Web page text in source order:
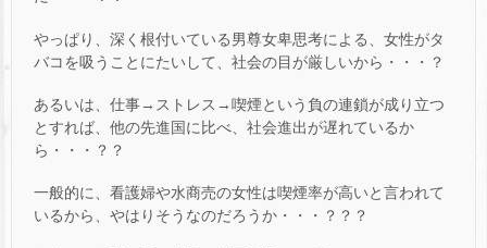
やっぱり、深く根付いている男尊女卑思考による、女性がタ
バコを吸うことにたいして、社会の目が厳しいから・・・？
あるいは、仕事→ストレス→喫煙という負の連鎖が成り立つ
とすれば、他の先進国に比べ、社会進出が遅れているか
ら・・・？？
一般的に、看護婦や水商売の女性は喫煙率が高いと言われて
いるから、やはりそうなのだろうか・・・？？？